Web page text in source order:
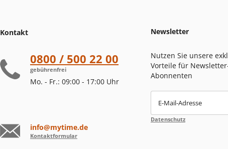
Kontakt
0800 / 500 22 00
gebührenfrei
Mo. - Fr.: 09:00 - 17:00 Uhr
info@mytime.de
Kontaktformular
Newsletter
Nutzen Sie unsere
Vorteile für
Abonnenten
E-Mail-Adresse
Datenschutz